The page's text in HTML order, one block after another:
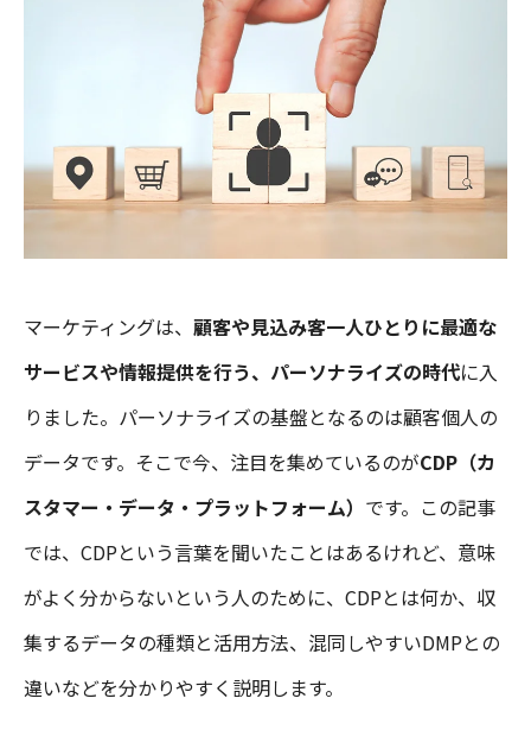
マーケティングは、 顧客や見込み客一人ひとりに最適な
サービスや情報提供を行う、パーソナライズの時代に入
りました。パーソナライズの基盤となるのは顧客個人の
データです。そこで今、注目を集めているのがCDP（カ
スタマー・データ・プラットフォーム） です。この記事
では、CDPという言葉を聞いたことはあるけれど、意味
がよく分からないという人のために、CDPとは何か、収
集するデータの種類と活用方法、混同しやすいDMPとの
違いなどを分かりやすく説明します。